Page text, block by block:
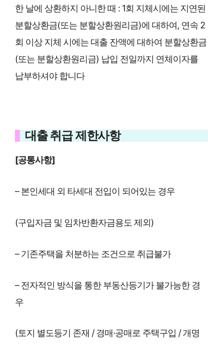
한 날에 상환하지 아니한 때 : 1회 지체시에는 지연된
분할상환금(또는 분할상환원리금)에 대하여, 연속 2
회 이상 지체 시에는 대출 잔액에 대하여 분할상환금
(또는 분할상환원리금) 납입 전일까지 연체이자를
납부하셔야 합니다
대출 취급 제한사항
[공통사항]
– 본인세대 외 타세대 전입이 되어있는 경우
(구입자금 및 임차반환자금용도 제외)
– 기존주택을 처분하는 조건으로 취급불가
– 전자적인 방식을 통한 부동산등기가 불가능한 경
우
(토지 별도등기 존재 / 경매·공매로 주택구입 / 개명